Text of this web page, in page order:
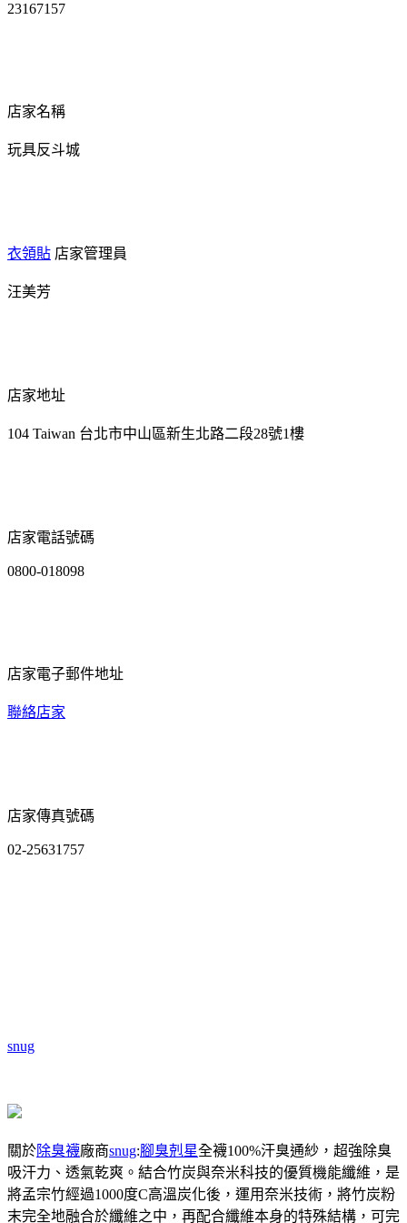
23167157
店家名稱
玩具反斗城
衣領貼 店家管理員
汪美芳
店家地址
104 Taiwan 台北市中山區新生北路二段28號1樓
店家電話號碼
0800-018098
店家電子郵件地址
聯絡店家
店家傳真號碼
02-25631757
snug
關於除臭襪廠商snug:腳臭剋星全襪100%汗臭通紗，超強除臭
吸汗力、透氣乾爽。結合竹炭與奈米科技的優質機能纖維，是
將孟宗竹經過1000度C高溫炭化後，運用奈米技術，將竹炭粉
末完全地融合於纖維之中，再配合纖維本身的特殊結構，可完